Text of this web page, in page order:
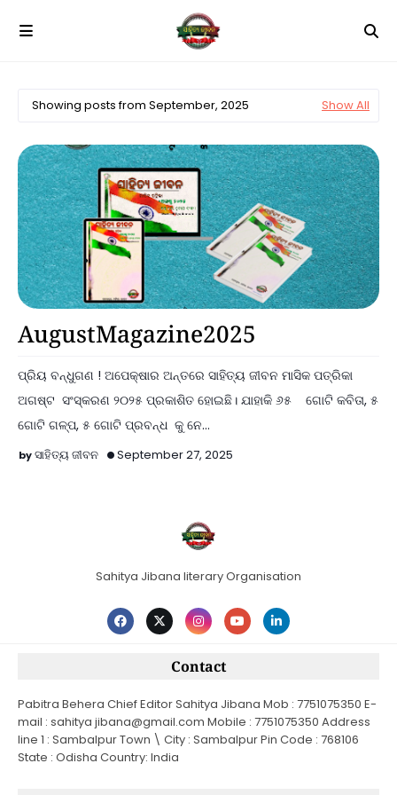
Showing posts from September, 2025 Show All
AugustMagazine2025
ପ୍ରିୟ ବନ୍ଧୁଗଣ ! ଅପେକ୍ଷାର ଅନ୍ତରେ ସାହିତ୍ୟ ଜୀବନ ମାସିକ ପତ୍ରିକା
ଅଗଷ୍ଟ ସଂସ୍କରଣ ୨୦୨୫ ପ୍ରକାଶିତ ହୋଇଛି। ଯାହାକି ୬୫ ଗୋଟି କବିତା, ୫
ଗୋଟି ଗଳ୍ପ, ୫ ଗୋଟି ପ୍ରବନ୍ଧ କୁ ନେ…
ସାହିତ୍ୟ ଜୀବନ September 27, 2025
Sahitya Jibana literary Organisation
Contact
Pabitra Behera Chief Editor Sahitya Jibana Mob : 7751075350 E-
mail : sahitya jibana@gmail.com Mobile : 7751075350 Address
line 1 : Sambalpur Town \ City : Sambalpur Pin Code : 768106
State : Odisha Country: India